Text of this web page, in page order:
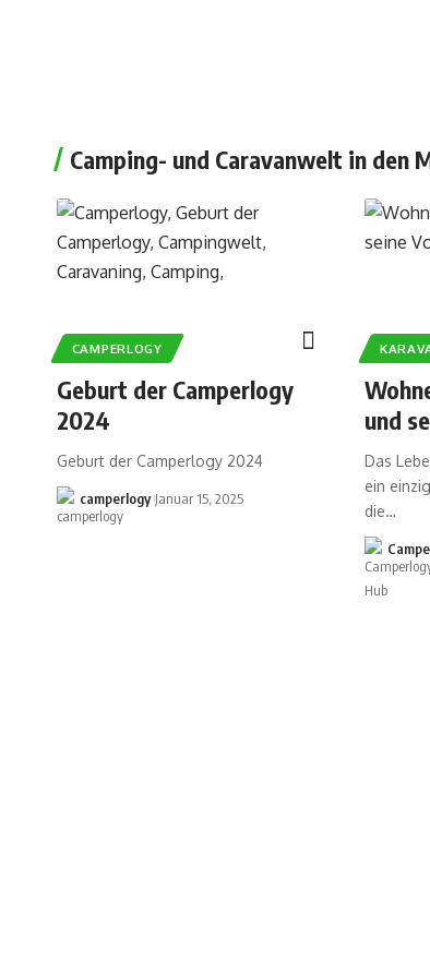
Camping- und Caravanwelt in den
CAMPERLOGY
Geburt der Camperlogy
2024
Geburt der Camperlogy 2024
camperlogy Januar 15, 2025
und
Das
ein
die…